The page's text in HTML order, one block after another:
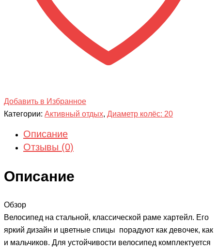
Добавить в Избранное
Категории: Активный отдых, Диаметр колёс: 20
Описание
Отзывы (0)
Описание
Обзор
Велосипед на стальной, классической раме хартейл. Его
яркий дизайн и цветные спицы порадуют как девочек, как
и мальчиков. Для устойчивости велосипед комплектуется